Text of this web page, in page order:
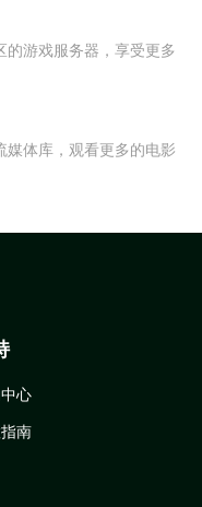
游戏服务器，享受更多
媒体库，观看更多的电影
心
南